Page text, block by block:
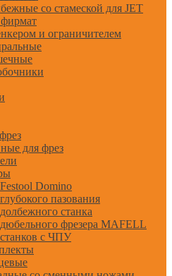
со стамеской для JET
и ограничителем
для фрез
Domino
пазования
станка
фрезера MAFELL
с ЧПУ